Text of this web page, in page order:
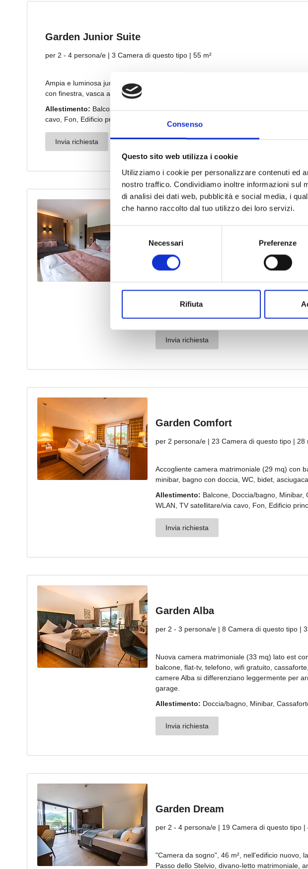
Consenso
Questo sito web utilizza i cookie
Utilizziamo i cookie per personalizzare contenuti ed
nostro traffico. Condividiamo inoltre informazioni sul
di analisi dei dati web, pubblicità e social media, i
che hanno raccolto dal tuo utilizzo dei loro servizi.
Selezione
del
consenso
Necessari Preferenze
Rifiuta